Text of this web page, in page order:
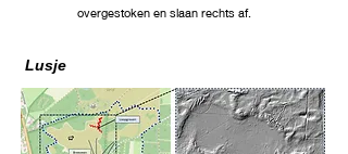
overgestoken en slaan rechts af.
Lusje